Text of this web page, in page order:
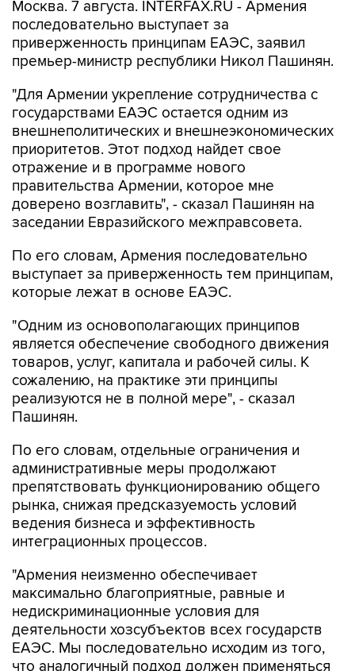
приверженность принципам ЕАЭС, заявил
премьер-министр республики Никол Пашинян.
"Для Армении укрепление сотрудничества с
внешнеполитических и внешнеэкономических
приоритетов. Этот подход найдет свое
отражение и в программе нового
правительства Армении, которое мне
доверено возглавить", - сказал Пашинян на
заседании Евразийского межправсовета.
По его словам, Армения последовательно
которые лежат в основе ЕАЭС.
"Одним из основополагающих принципов
товаров, услуг, капитала и рабочей силы. К
сожалению, на практике эти принципы
реализуются не в полной мере", - сказал
Пашинян.
По его словам, отдельные ограничения и
препятствовать функционированию общего
рынка, снижая предсказуемость условий
ведения бизнеса и эффективность
интеграционных процессов.
"Армения неизменно обеспечивает
недискриминационные условия для
деятельности хозсубъектов всех государств
ЕАЭС. Мы последовательно исходим из того,
что аналогичный подход должен применяться
на всей территории ЕАЭС. Именно поэтому мы